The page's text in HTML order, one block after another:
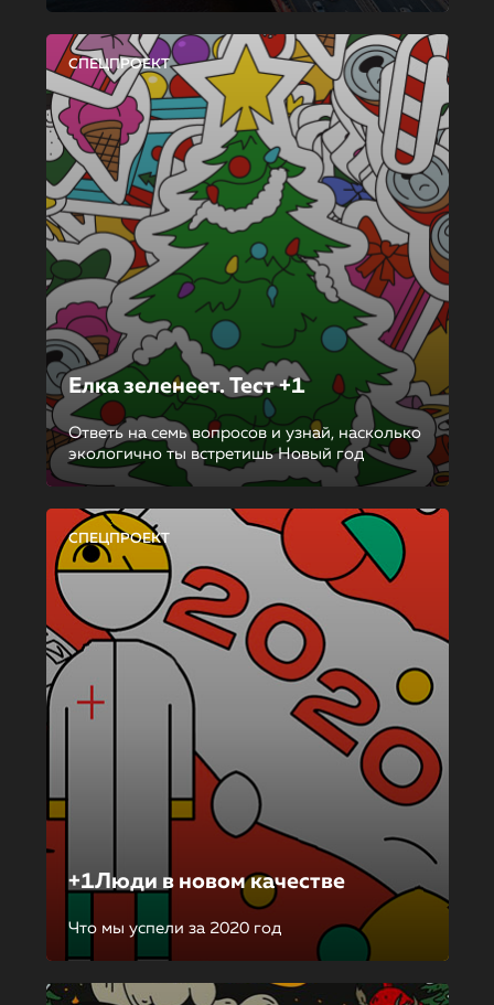
СПЕЦПРОЕКТ
Елка зеленеет. Тест +1
Ответь на семь вопросов и узнай, насколько
экологично ты встретишь Новый год
СПЕЦПРОЕКТ
+1Люди в новом качестве
Что мы успели за 2020 год